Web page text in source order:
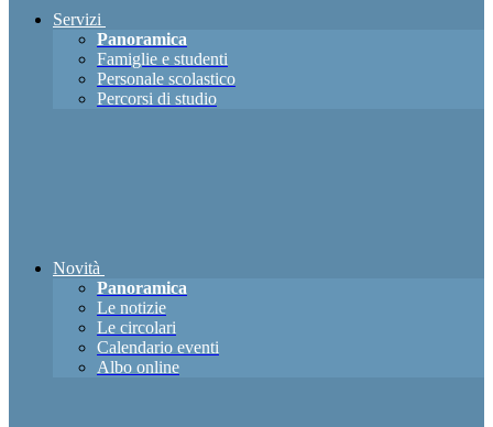
Servizi
Panoramica
Famiglie e studenti
Personale scolastico
Percorsi di studio
Novità
Panoramica
Le notizie
Le circolari
Calendario eventi
Albo online